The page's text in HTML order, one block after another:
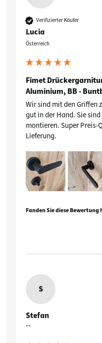
Verifizierter Käufer
Lucia
Österreich
Fimet
Aluminium, BB -
Wir sind mit den Griffen
gut in der Hand. Sie
montieren. Super
Lieferung.
Fanden Sie diese Bewertung
S
Stefan
""